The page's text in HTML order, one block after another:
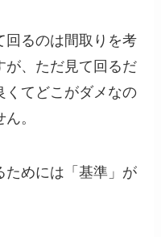
回るのは間取りを考
が、ただ見て回るだ
くてどこがダメなの
。
ためには「基準」が